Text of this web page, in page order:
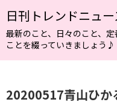
日刊トレンドニュー
最新のこと、日々のこと、
ことを綴っていきましょう♪
20200517青山ひか